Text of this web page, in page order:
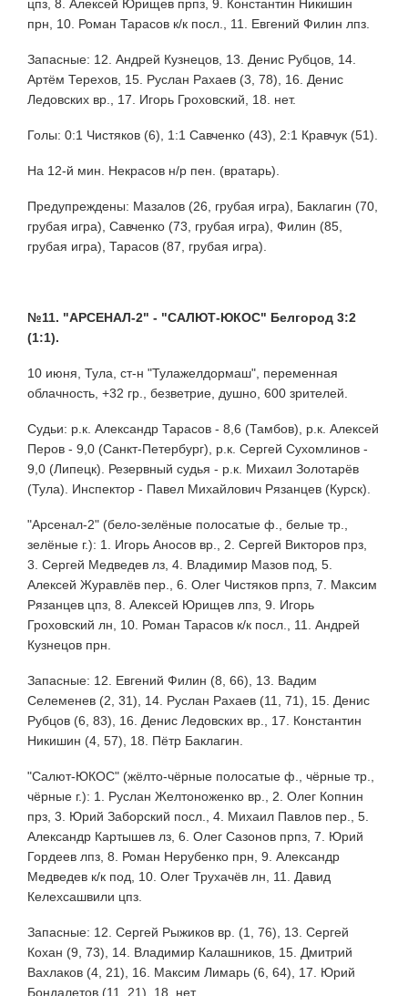
цпз, 8. Алексей Юрищев прпз, 9. Константин Никишин
прн, 10. Роман Тарасов к/к посл., 11. Евгений Филин лпз.
Запасные: 12. Андрей Кузнецов, 13. Денис Рубцов, 14.
Артём Терехов, 15. Руслан Рахаев (3, 78), 16. Денис
Ледовских вр., 17. Игорь Гроховский, 18. нет.
Голы: 0:1 Чистяков (6), 1:1 Савченко (43), 2:1 Кравчук (51).
На 12-й мин. Некрасов н/р пен. (вратарь).
Предупреждены: Мазалов (26, грубая игра), Баклагин (70,
грубая игра), Савченко (73, грубая игра), Филин (85,
грубая игра), Тарасов (87, грубая игра).
№11. "АРСЕНАЛ-2" - "САЛЮТ-ЮКОС" Белгород 3:2
(1:1).
10 июня, Тула, ст-н "Тулажелдормаш", переменная
облачность, +32 гр., безветрие, душно, 600 зрителей.
Судьи: р.к. Александр Тарасов - 8,6 (Тамбов), р.к. Алексей
Перов - 9,0 (Санкт-Петербург), р.к. Сергей Сухомлинов -
9,0 (Липецк). Резервный судья - р.к. Михаил Золотарёв
(Тула). Инспектор - Павел Михайлович Рязанцев (Курск).
"Арсенал-2" (бело-зелёные полосатые ф., белые тр.,
зелёные г.): 1. Игорь Аносов вр., 2. Сергей Викторов прз,
3. Сергей Медведев лз, 4. Владимир Мазов под, 5.
Алексей Журавлёв пер., 6. Олег Чистяков прпз, 7. Максим
Рязанцев цпз, 8. Алексей Юрищев лпз, 9. Игорь
Гроховский лн, 10. Роман Тарасов к/к посл., 11. Андрей
Кузнецов прн.
Запасные: 12. Евгений Филин (8, 66), 13. Вадим
Селеменев (2, 31), 14. Руслан Рахаев (11, 71), 15. Денис
Рубцов (6, 83), 16. Денис Ледовских вр., 17. Константин
Никишин (4, 57), 18. Пётр Баклагин.
"Салют-ЮКОС" (жёлто-чёрные полосатые ф., чёрные тр.,
чёрные г.): 1. Руслан Желтоноженко вр., 2. Олег Копнин
прз, 3. Юрий Заборский посл., 4. Михаил Павлов пер., 5.
Александр Картышев лз, 6. Олег Сазонов прпз, 7. Юрий
Гордеев лпз, 8. Роман Нерубенко прн, 9. Александр
Медведев к/к под, 10. Олег Трухачёв лн, 11. Давид
Келехсашвили цпз.
Запасные: 12. Сергей Рыжиков вр. (1, 76), 13. Сергей
Кохан (9, 73), 14. Владимир Калашников, 15. Дмитрий
Вахлаков (4, 21), 16. Максим Лимарь (6, 64), 17. Юрий
Бондалетов (11, 21), 18. нет.